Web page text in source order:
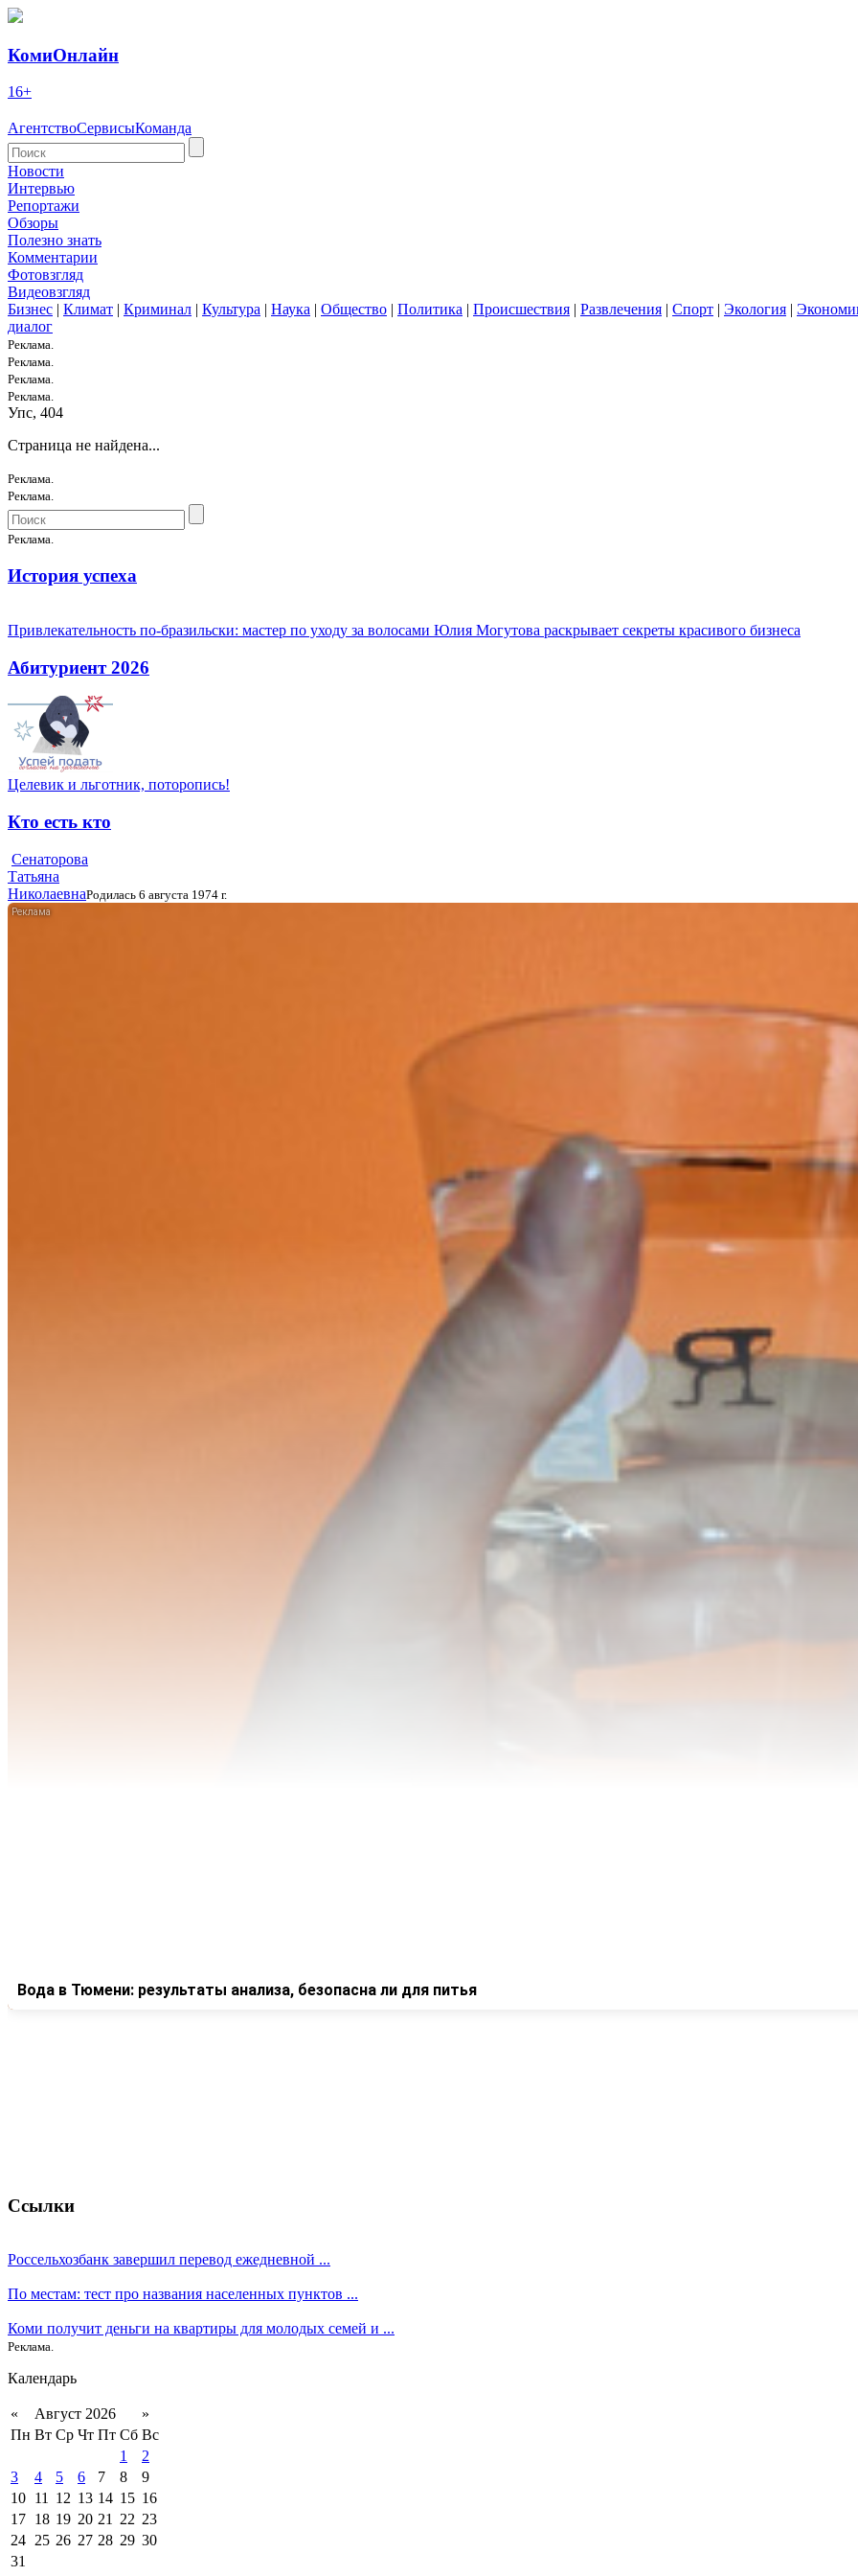
КомиОнлайн
16+
АгентствоСервисыКоманда
Новости
Интервью
Репортажи
Обзоры
Полезно знать
Комментарии
Фотовзгляд
Видеовзгляд
Бизнес | Климат | Криминал | Культура | Наука | Общество | Политика | Происшествия | Развлечения | Спорт | Экология |
диалог
Реклама.
Реклама.
Реклама.
Реклама.
Упс, 404
Страница не найдена...
Реклама.
Реклама.
Реклама.
История успеха
Привлекательность по-бразильски: мастер по уходу за волосами Юлия Могутова раскрывает секреты красивого бизнеса
Абитуриент 2026
Целевик и льготник, поторопись!
Кто есть кто
Сенаторова
Татьяна
НиколаевнаРодилась 6 августа 1974 г.
Вода в Тюмени: результаты анализа, безопасна ли для питья
Ссылки
Россельхозбанк завершил перевод ежедневной ...
По местам: тест про названия населенных пунктов ...
Коми получит деньги на квартиры для молодых семей и ...
Реклама.
Календарь
« Август 2026
»
Пн Вт Ср Чт Пт Сб Вс
1
2
3
4 5 6 7 8
9
10 11 12 13 14 15 16
17 18 19 20 21 22 23
24 25 26 27 28 29 30
31